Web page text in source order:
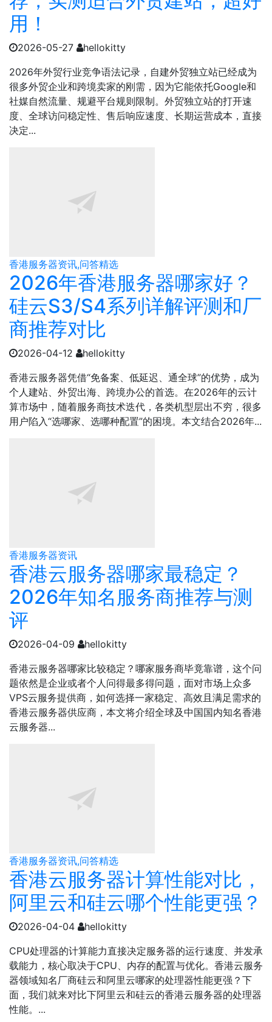
用！
2026-05-27
hellokitty
2026年外贸行业竞争语法记录，自建外贸独立站已经成为
很多外贸企业和跨境卖家的刚需，因为它能依托Google和
社媒自然流量、规避平台规则限制。外贸独立站的打开速
度、全球访问稳定性、售后响应速度、长期运营成本，直接
决定...
香港服务器资讯,问答精选
2026年香港服务器哪家好？
硅云S3/S4系列详解评测和厂
商推荐对比
2026-04-12
hellokitty
香港云服务器凭借“免备案、低延迟、通全球”的优势，成为
个人建站、外贸出海、跨境办公的首选。在2026年的云计
算市场中，随着服务商技术迭代，各类机型层出不穷，很多
用户陷入“选哪家、选哪种配置”的困境。本文结合2026年...
香港服务器资讯
香港云服务器哪家最稳定？
2026年知名服务商推荐与测
评
2026-04-09
hellokitty
香港云服务器哪家比较稳定？哪家服务商毕竟靠谱，这个问
题依然是企业或者个人问得最多得问题，面对市场上众多
VPS云服务提供商，如何选择一家稳定、高效且满足需求的
香港云服务器供应商，本文将介绍全球及中国国内知名香港
云服务器...
香港服务器资讯,问答精选
香港云服务器计算性能对比，
阿里云和硅云哪个性能更强？
2026-04-04
hellokitty
CPU处理器的计算能力直接决定服务器的运行速度、并发承
载能力，核心取决于CPU、内存的配置与优化。香港云服务
器领域知名厂商硅云和阿里云哪家的处理器性能更强？下
面，我们就来对比下阿里云和硅云的香港云服务器的处理器
性能。...